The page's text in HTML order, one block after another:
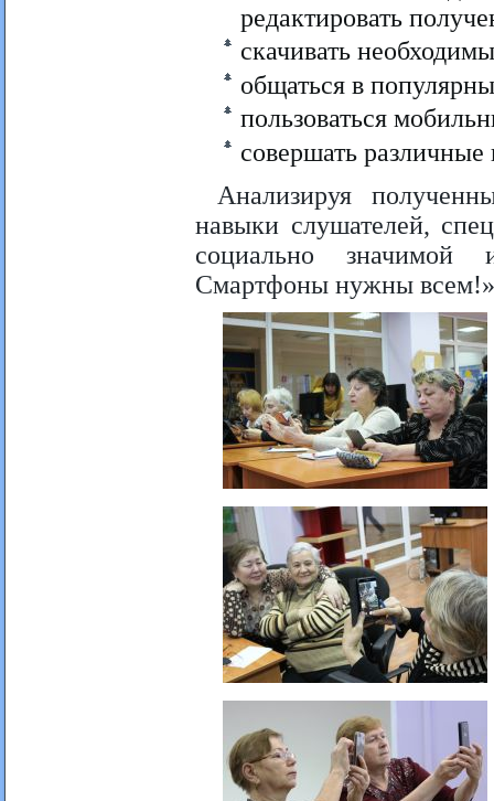
редактировать
скачивать
общаться в
пользоваться
совершать
Анализируя
навыки слушателей,
социально значимой
Смартфоны нужны всем!»